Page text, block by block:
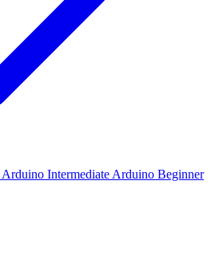
Arduino Intermediate Arduino Beginner